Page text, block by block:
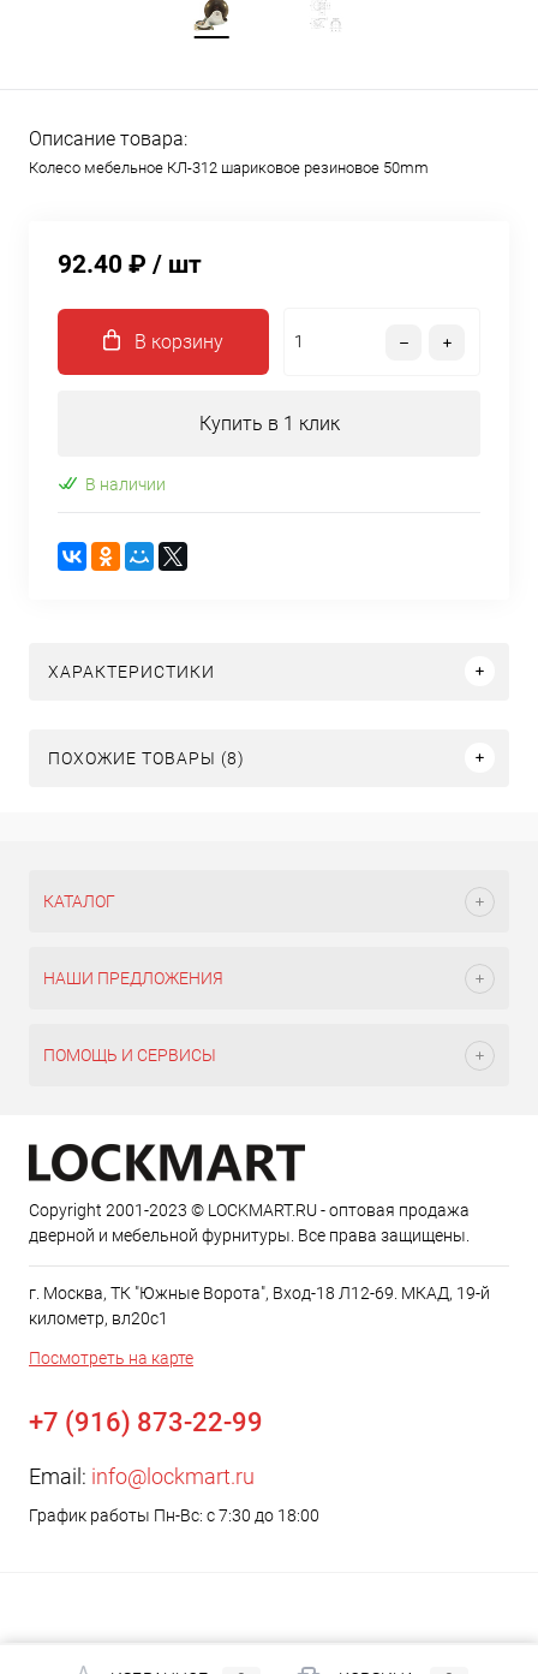
Описание товара:
Колесо мебельное КЛ-312 шариковое резиновое 50mm
92.40 ₽ / шт
В корзину
Купить в 1 клик
В наличии
ХАРАКТЕРИСТИКИ
ПОХОЖИЕ ТОВАРЫ (8)
КАТАЛОГ
НАШИ ПРЕДЛОЖЕНИЯ
ПОМОЩЬ И СЕРВИСЫ
Copyright 2001-2023 © LOCKMART.RU - оптовая продажа
дверной и мебельной фурнитуры. Все права защищены.
г. Москва, ТК "Южные Ворота", Вход-18 Л12-69. МКАД, 19-й
километр, вл20с1
Посмотреть на карте
+7 (916) 873-22-99
Email: info@lockmart.ru
График работы Пн-Вс: с 7:30 до 18:00